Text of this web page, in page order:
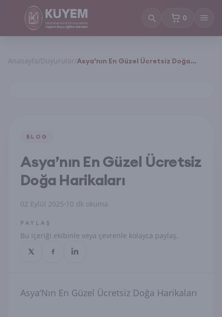
0
sepetteki
Anasayfa/Duyurular/Asya’nın En Güzel Ücretsiz Doğa
BLOG
Asya’nın En Güzel Ücretsiz
Doğa Harikaları
02 Eylül 2025 10 dk okuma
PAYLAŞ
Bu içeriği ekibinle veya çevrenle kolayca paylaş.
Asya’Nın En Güzel Ücretsiz Doğa Harikaları